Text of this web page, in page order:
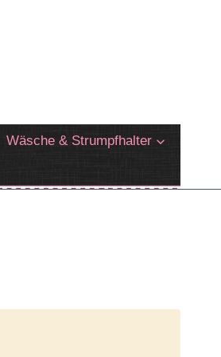
Wäsche & Strumpfhalter